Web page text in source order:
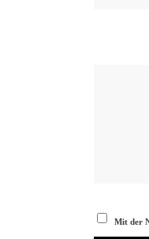
Mit der